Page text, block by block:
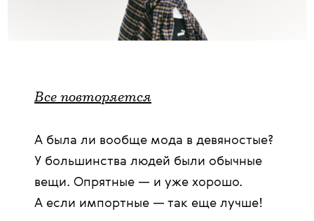
Все повторяется
А была ли вообще мода в девяностые?
У большинства людей были обычные
вещи. Опрятные — и уже хорошо.
А если импортные — так еще лучше!